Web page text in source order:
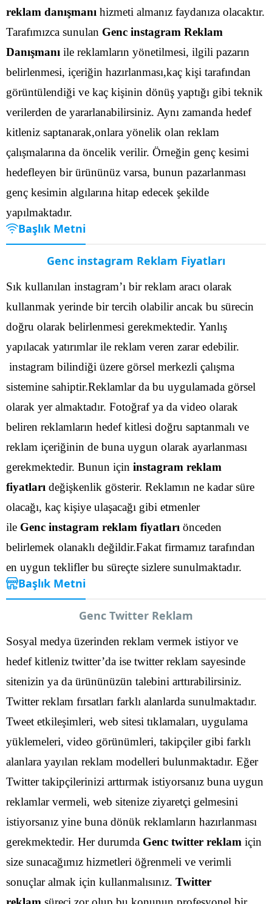
reklam danışmanı hizmeti almanız faydanıza olacaktır.
Tarafımızca sunulan Genc instagram Reklam
Danışmanı ile reklamların yönetilmesi, ilgili pazarın
belirlenmesi, içeriğin hazırlanması,kaç kişi tarafından
görüntülendiği ve kaç kişinin dönüş yaptığı gibi teknik
verilerden de yararlanabilirsiniz. Aynı zamanda hedef
kitleniz saptanarak,onlara yönelik olan reklam
çalışmalarına da öncelik verilir. Örneğin genç kesimi
hedefleyen bir ürününüz varsa, bunun pazarlanması
genç kesimin algılarına hitap edecek şekilde
yapılmaktadır.
Başlık Metni
Genc instagram Reklam Fiyatları
Sık kullanılan instagram’ı bir reklam aracı olarak
kullanmak yerinde bir tercih olabilir ancak bu sürecin
doğru olarak belirlenmesi gerekmektedir. Yanlış
yapılacak yatırımlar ile reklam veren zarar edebilir.
instagram bilindiği üzere görsel merkezli çalışma
sistemine sahiptir.Reklamlar da bu uygulamada görsel
olarak yer almaktadır. Fotoğraf ya da video olarak
beliren reklamların hedef kitlesi doğru saptanmalı ve
reklam içeriğinin de buna uygun olarak ayarlanması
gerekmektedir. Bunun için instagram reklam
fiyatları değişkenlik gösterir. Reklamın ne kadar süre
olacağı, kaç kişiye ulaşacağı gibi etmenler
ile Genc instagram reklam fiyatları önceden
belirlemek olanaklı değildir.Fakat firmamız tarafından
en uygun teklifler bu süreçte sizlere sunulmaktadır.
Başlık Metni
Genc Twitter Reklam
Sosyal medya üzerinden reklam vermek istiyor ve
hedef kitleniz twitter’da ise twitter reklam sayesinde
sitenizin ya da ürününüzün talebini arttırabilirsiniz.
Twitter reklam fırsatları farklı alanlarda sunulmaktadır.
Tweet etkileşimleri, web sitesi tıklamaları, uygulama
yüklemeleri, video görünümleri, takipçiler gibi farklı
alanlara yayılan reklam modelleri bulunmaktadır. Eğer
Twitter takipçilerinizi arttırmak istiyorsanız buna uygun
reklamlar vermeli, web sitenize ziyaretçi gelmesini
istiyorsanız yine buna dönük reklamların hazırlanması
gerekmektedir. Her durumda Genc twitter reklam için
size sunacağımız hizmetleri öğrenmeli ve verimli
sonuçlar almak için kullanmalısınız. Twitter